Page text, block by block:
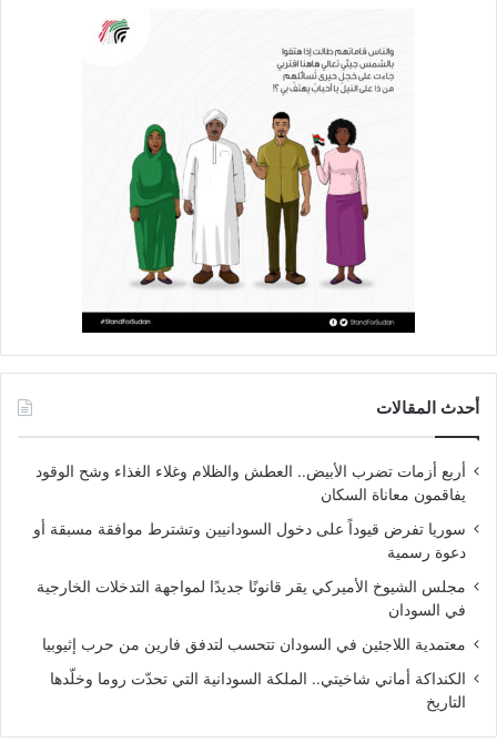
أحدث المقالات
أربع أزمات تضرب الأبيض.. العطش والظلام وغلاء الغذاء وشح الوقود
يفاقمون معاناة السكان
سوريا تفرض قيوداً على دخول السودانيين وتشترط موافقة مسبقة أو
دعوة رسمية
مجلس الشيوخ الأميركي يقر قانونًا جديدًا لمواجهة التدخلات الخارجية
في السودان
معتمدية اللاجئين في السودان تتحسب لتدفق فارين من حرب إثيوبيا
الكنداكة أماني شاخيتي.. الملكة السودانية التي تحدّت روما وخلّدها
التاريخ